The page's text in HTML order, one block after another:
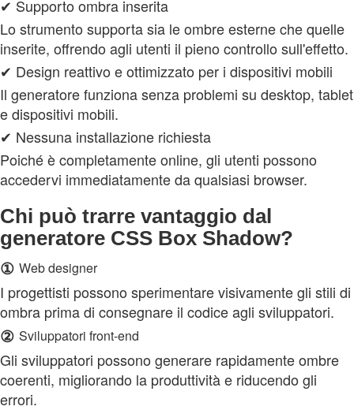
✔ Supporto ombra inserita
Lo strumento supporta sia le ombre esterne che quelle
inserite, offrendo agli utenti il pieno controllo sull'effetto.
✔ Design reattivo e ottimizzato per i dispositivi mobili
Il generatore funziona senza problemi su desktop, tablet
e dispositivi mobili.
✔ Nessuna installazione richiesta
Poiché è completamente online, gli utenti possono
accedervi immediatamente da qualsiasi browser.
Chi può trarre vantaggio dal
generatore CSS Box Shadow?
① Web designer
I progettisti possono sperimentare visivamente gli stili di
ombra prima di consegnare il codice agli sviluppatori.
② Sviluppatori front-end
Gli sviluppatori possono generare rapidamente ombre
coerenti, migliorando la produttività e riducendo gli
errori.